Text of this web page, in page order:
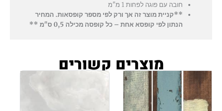
חובה עם פוגה לפחות 1 מ"מ
**קניית מוצר זה אך ורק לפי מספר קופסאות. המחיר
הנתון לפי קופסא אחת – כל קופסה מכילה 0,5 ס"מ **
מוצרים קשורים